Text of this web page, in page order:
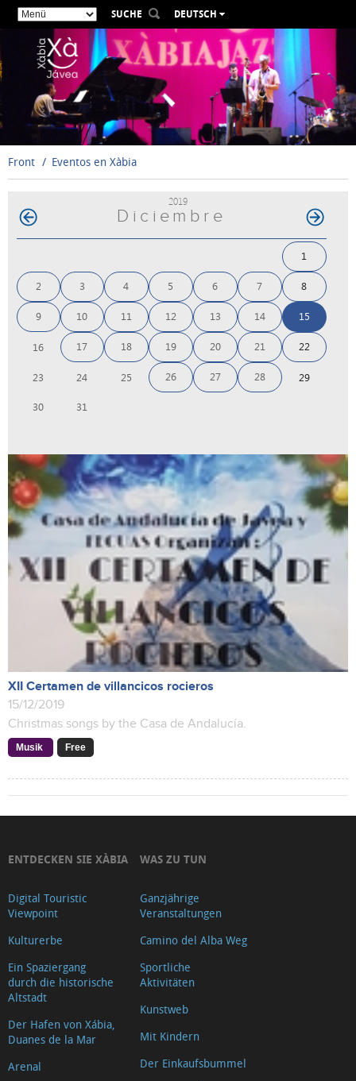
SUCHE
DEUTSCH
ESPAÑOL
VALENCIÀ
FRANÇAIS
РУССКИЙ
Front Eventos en Xàbia
2019
Diciembre
1
2 3 4 5 6 7 8
9 10 11 12 13 14 15
16 17 18 19 20 21 22
23 24 25 26 27 28 29
30 31
XII Certamen de villancicos rocieros
15/12/2019
Christmas songs by the Casa de Andalucía.
Musik Free
ENTDECKEN SIE XÀBIA
Digital Touristic
Viewpoint
Kulturerbe
Ein Spaziergang
durch die historische
Altstadt
Der Hafen von Xábia,
Duanes de la Mar
Arenal
WAS ZU TUN
Ganzjährige
Veranstaltungen
Camino del Alba Weg
Sportliche
Aktivitäten
Kunstweb
Mit Kindern
Der Einkaufsbummel